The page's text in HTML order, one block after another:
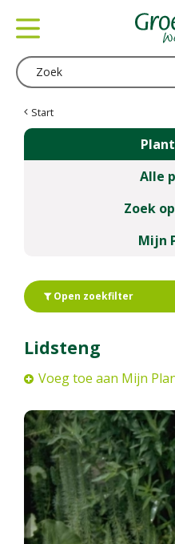
Start
Alle
Zoek
Mijn
Open zoekfilter
Lidsteng
Voeg toe aan Mijn